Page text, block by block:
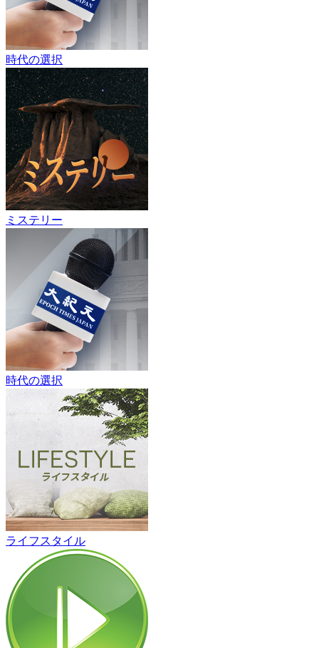
時代の選択
ミステリー
時代の選択
ライフスタイル